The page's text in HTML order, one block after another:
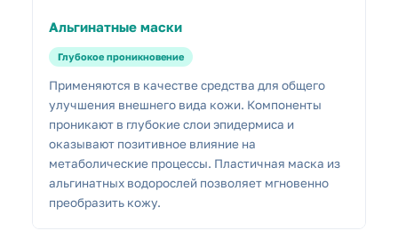
Альгинатные маски
Глубокое проникновение
Применяются в качестве средства для общего
улучшения внешнего вида кожи. Компоненты
проникают в глубокие слои эпидермиса и
оказывают позитивное влияние на
метаболические процессы. Пластичная маска из
альгинатных водорослей позволяет мгновенно
преобразить кожу.